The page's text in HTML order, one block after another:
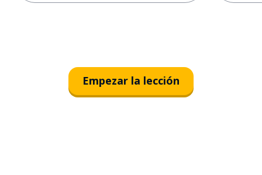
Empezar la lección